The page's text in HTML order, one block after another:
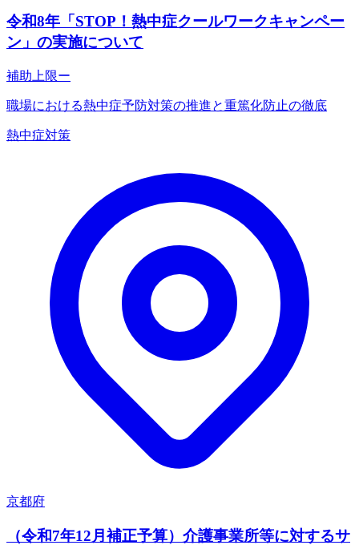
令和8年「STOP！熱中症クールワークキャンペー
ン」の実施について
補助上限ー
職場における熱中症予防対策の推進と重篤化防止の徹底
熱中症対策
京都府
（令和7年12月補正予算）介護事業所等に対するサ